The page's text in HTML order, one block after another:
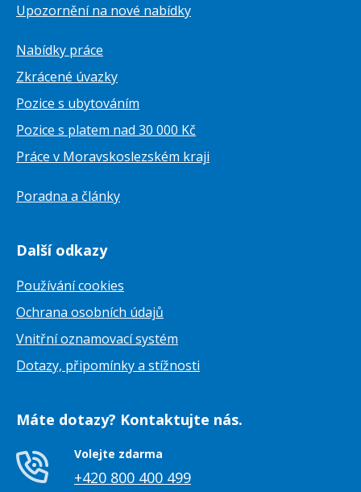
Upozornění na nové nabídky
Nabídky práce
Zkrácené úvazky
Pozice s ubytováním
Pozice s platem nad 30 000 Kč
Práce v Moravskoslezském kraji
Poradna a články
Další odkazy
Používání cookies
Ochrana osobních údajů
Vnitřní oznamovací systém
Dotazy, připomínky a stížnosti
Máte dotazy? Kontaktujte nás.
Volejte zdarma
+420 800 400 499